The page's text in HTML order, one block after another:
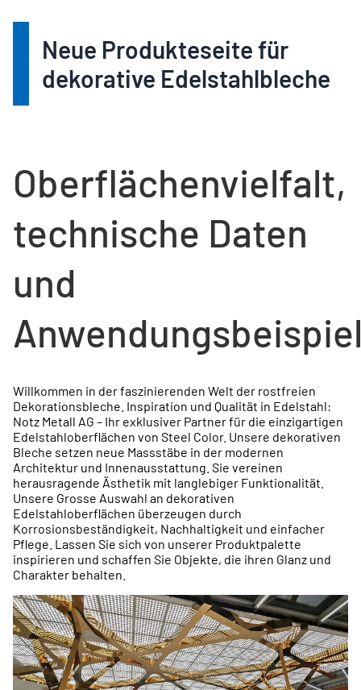
Neue Produkteseite für
dekorative Edelstahlbleche
Oberflächenvielfalt,
technische Daten
und
Willkommen in der faszinierenden Welt der rostfreien
Dekorationsbleche. Inspiration und Qualität in Edelstahl:
Notz Metall AG – Ihr exklusiver Partner für die einzigartigen
Edelstahloberflächen von Steel Color. Unsere dekorativen
Bleche setzen neue Massstäbe in der modernen
Architektur und Innenausstattung. Sie vereinen
herausragende Ästhetik mit langlebiger Funktionalität.
Unsere Grosse Auswahl an dekorativen
Edelstahloberflächen überzeugen durch
Korrosionsbeständigkeit, Nachhaltigkeit und einfacher
Pflege. Lassen Sie sich von unserer Produktpalette
inspirieren und schaffen Sie Objekte, die ihren Glanz und
Charakter behalten.